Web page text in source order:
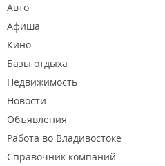
Авто
Афиша
Кино
Базы отдыха
Недвижимость
Новости
Объявления
Работа во Владивостоке
Справочник компаний